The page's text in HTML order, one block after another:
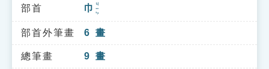
索引選單
知識索引
單字索引
部首 巾 ㄐㄧㄣ
部首外筆畫 6 畫
總筆畫 9 畫